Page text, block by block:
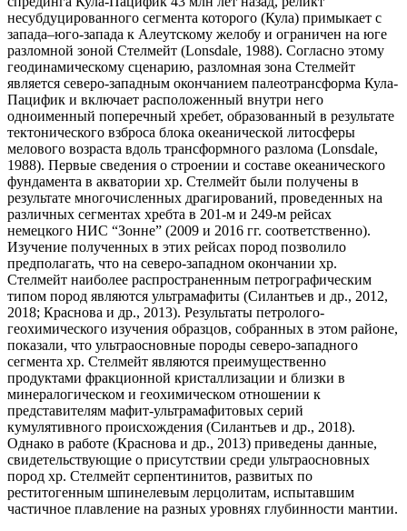
несубдуцированного сегмента которого (Кула) примыкает с
запада–юго-запада к Алеутскому желобу и ограничен на юге
разломной зоной Стелмейт (Lonsdale, 1988). Согласно этому
геодинамическому сценарию, разломная зона Стелмейт
является северо-западным окончанием палеотрансформа Кула-
Пацифик и включает расположенный внутри него
одноименный поперечный хребет, образованный в результате
тектонического взброса блока океанической литосферы
мелового возраста вдоль трансформного разлома (Lonsdale,
1988). Первые сведения о строении и составе океанического
фундамента в акватории хр. Стелмейт были получены в
результате многочисленных драгирований, проведенных на
различных сегментах хребта в 201-м и 249-м рейсах
немецкого НИС “Зонне” (2009 и 2016 гг. соответственно).
Изучение полученных в этих рейсах пород позволило
предполагать, что на северо-западном окончании хр.
Стелмейт наиболее распространенным петрографическим
типом пород являются ультрамафиты (Силантьев и др., 2012,
2018; Краснова и др., 2013). Результаты петролого-
геохимического изучения образцов, собранных в этом районе,
показали, что ультраосновные породы северо-западного
сегмента хр. Стелмейт являются преимущественно
продуктами фракционной кристаллизации и близки в
минералогическом и геохимическом отношении к
представителям мафит-ультрамафитовых серий
кумулятивного происхождения (Силантьев и др., 2018).
Однако в работе (Краснова и др., 2013) приведены данные,
свидетельствующие о присутствии среди ультраосновных
пород хр. Стелмейт серпентинитов, развитых по
реститогенным шпинелевым лерцолитам, испытавшим
частичное плавление на разных уровнях глубинности мантии.